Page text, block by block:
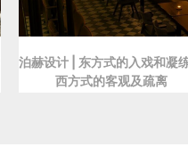
泊赫设计 | 东方式的入戏和凝
西方式的客观及疏离